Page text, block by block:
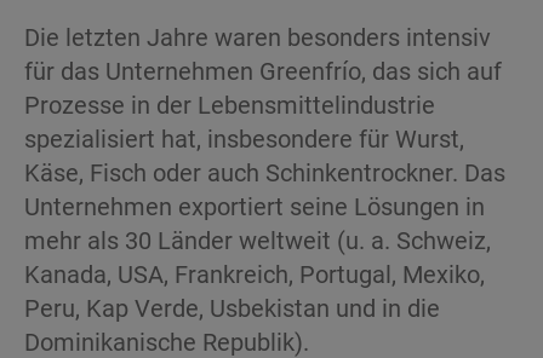
Die letzten Jahre waren besonders intensiv
für das Unternehmen Greenfrío, das sich auf
Prozesse in der Lebensmittelindustrie
spezialisiert hat, insbesondere für Wurst,
Käse, Fisch oder auch Schinkentrockner. Das
Unternehmen exportiert seine Lösungen in
mehr als 30 Länder weltweit (u. a. Schweiz,
Kanada, USA, Frankreich, Portugal, Mexiko,
Peru, Kap Verde, Usbekistan und in die
Dominikanische Republik).